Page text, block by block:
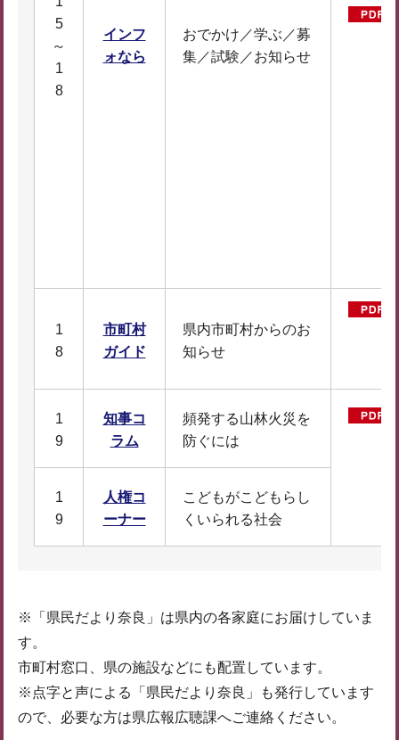
5
～
1
8
インフ
ォなら
おでかけ／学ぶ／募
集／試験／お知らせ
1
8
市町村
ガイド
県内市町村からのお
知らせ
1
9
知事コ
ラム
頻発する山林火災を
防ぐには
1
9
人権コ
ーナー
こどもがこどもらし
くいられる社会
※「県民だより奈良」は県内の各家庭にお届けしていま
す。
市町村窓口、県の施設などにも配置しています。
※点字と声による「県民だより奈良」も発行しています
ので、必要な方は県広報広聴課へご連絡ください。